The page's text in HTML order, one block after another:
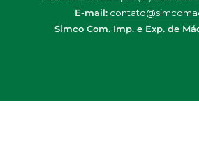
E-mail:
Simco Com. Imp. e Exp. de